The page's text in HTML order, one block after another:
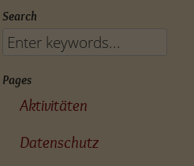
Search
Pages
Aktivitäten
Datenschutz